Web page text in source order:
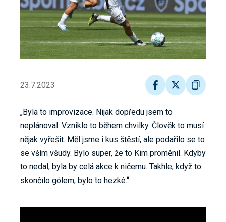
23.7.2023
„Byla to improvizace. Nijak dopředu jsem to
neplánoval. Vzniklo to během chvilky. Člověk to musí
nějak vyřešit. Měl jsme i kus štěstí, ale podařilo se to
se vším všudy. Bylo super, že to Kim proměnil. Kdyby
to nedal, byla by celá akce k ničemu. Takhle, když to
skončilo gólem, bylo to hezké.“